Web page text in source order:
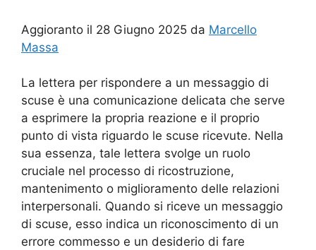
Aggioranto il 28 Giugno 2025 da Marcello
Massa
La lettera per rispondere a un messaggio di
scuse è una comunicazione delicata che serve
a esprimere la propria reazione e il proprio
punto di vista riguardo le scuse ricevute. Nella
sua essenza, tale lettera svolge un ruolo
cruciale nel processo di ricostruzione,
mantenimento o miglioramento delle relazioni
interpersonali. Quando si riceve un messaggio
di scuse, esso indica un riconoscimento di un
errore commesso e un desiderio di fare